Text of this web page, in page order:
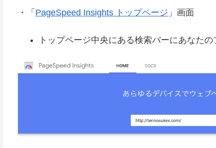
・「 PageSpeed Insights トップページ 」画面
トップページ中央にある検索バーにあなたの